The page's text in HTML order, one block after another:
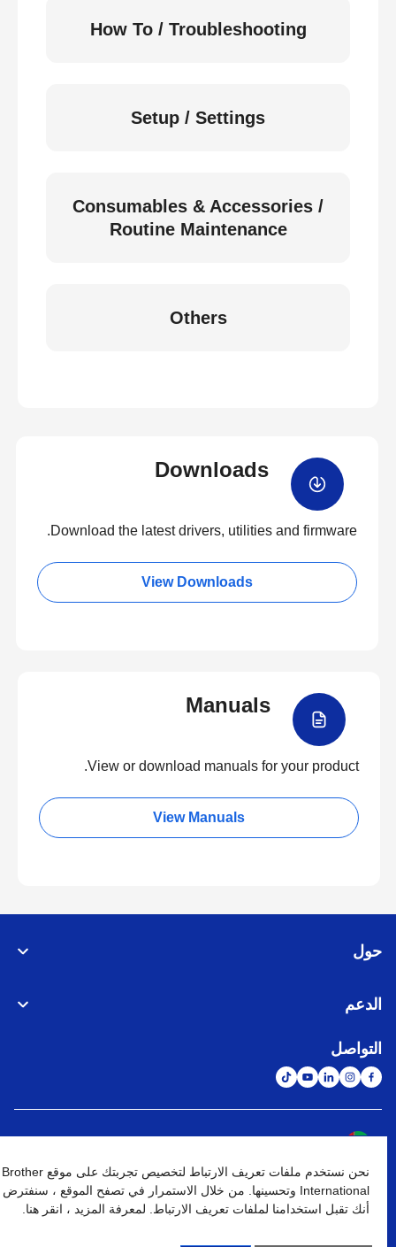
How To / Troubleshooting
Setup / Settings
Consumables & Accessories /
Routine Maintenance
Others
Downloads
Download the latest drivers, utilities and firmware.
View Downloads
Manuals
View or download manuals for your product.
View Manuals
حول
الدعم
التواصل
نهج الخصوصية شروط الإستخدام خريطة الموقع الإنتقال إلى الموقع العالمي
نحن نستخدم ملفات تعريف الارتباط لتخصيص تجربتك على موقع Brother
International وتحسينها. من خلال الاستمرار في تصفح الموقع ، سنفترض
أنك تقبل استخدامنا لملفات تعريف الارتباط. لمعرفة المزيد ، انقر هنا.